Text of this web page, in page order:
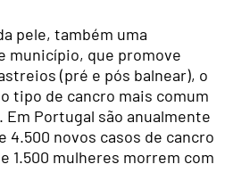
pele, também uma
município, que promove
(pré e pós balnear), o
tipo de cancro mais comum
Portugal são anualmente
4.500 novos casos de cancro
1.500 mulheres morrem com